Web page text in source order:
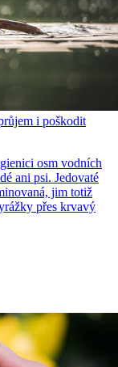
i poškodit
osm vodních
ani psi. Jedovaté
jim totiž
přes krvavý